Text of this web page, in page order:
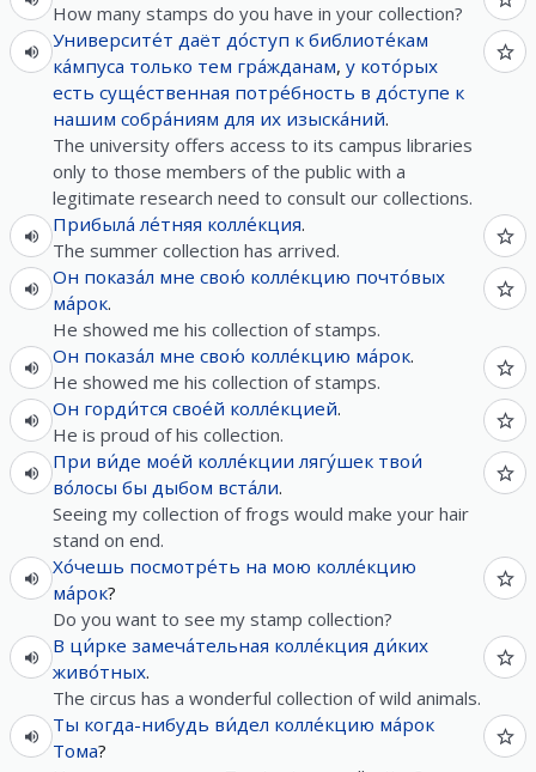
How many stamps do you have in your collection?
Университе́т даёт до́ступ к библиоте́кам
ка́мпуса только тем гра́жданам, у кото́рых
есть суще́ственная потре́бность в до́ступе к
нашим собра́ниям для их изыска́ний.
The university offers access to its campus libraries
only to those members of the public with a
legitimate research need to consult our collections.
Прибыла́ ле́тняя колле́кция.
The summer collection has arrived.
Он показа́л мне свою́ колле́кцию почто́вых
ма́рок.
He showed me his collection of stamps.
Он показа́л мне свою́ колле́кцию ма́рок.
He showed me his collection of stamps.
Он горди́тся свое́й колле́кцией.
He is proud of his collection.
При ви́де мое́й колле́кции лягу́шек твои́
во́лосы бы дыбом вста́ли.
Seeing my collection of frogs would make your hair
stand on end.
Хо́чешь посмотре́ть на мою колле́кцию
ма́рок?
Do you want to see my stamp collection?
В ци́рке замеча́тельная колле́кция ди́ких
живо́тных.
The circus has a wonderful collection of wild animals.
Ты когда-нибудь ви́дел колле́кцию ма́рок
Тома?